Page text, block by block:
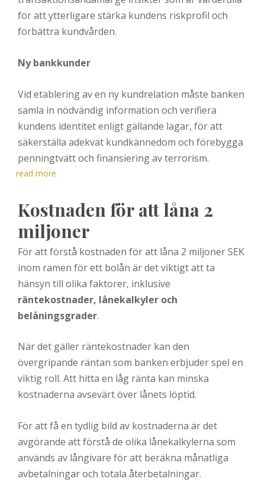
för att ytterligare stärka kundens riskprofil och
förbättra kundvården.
Ny bankkunder
Vid etablering av en ny kundrelation måste banken
samla in nödvändig information och verifiera
kundens identitet enligt gällande lagar, för att
säkerställa adekvat kundkännedom och förebygga
penningtvätt och finansiering av terrorism.
read more
Kostnaden för att låna 2
miljoner
För att förstå kostnaden för att låna 2 miljoner SEK
inom ramen för ett bolån är det viktigt att ta
hänsyn till olika faktorer, inklusive
räntekostnader, lånekalkyler och
belåningsgrader.
När det gäller räntekostnader kan den
övergripande räntan som banken erbjuder spel en
viktig roll. Att hitta en låg ränta kan minska
kostnaderna avsevärt över lånets löptid.
För att få en tydlig bild av kostnaderna är det
avgörande att förstå de olika lånekalkylerna som
används av långivare för att beräkna månatliga
avbetalningar och totala återbetalningar.